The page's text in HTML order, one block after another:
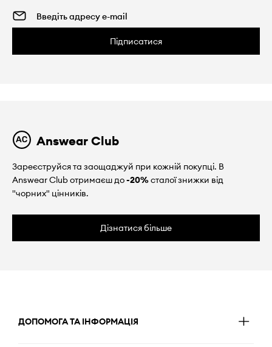
Підписатися
Answear Club
Зареєструйся та заощаджуй при кожній покупці. В
Answear Club отримаєш до-20%сталої знижки від
"чорних" цінників.
Дізнатися більше
ДОПОМОГА ТА ІНФОРМАЦІЯ